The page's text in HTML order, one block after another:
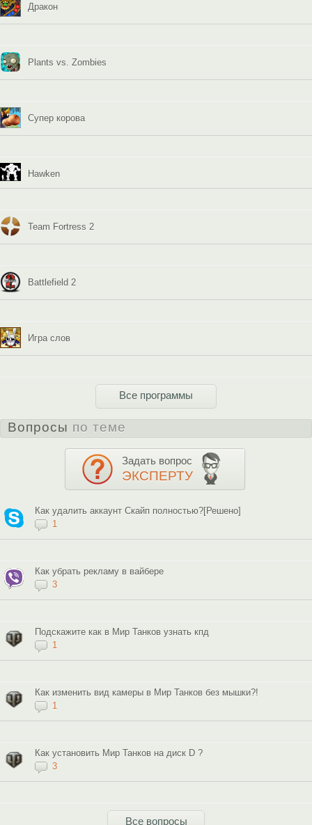
Дракон
Plants vs. Zombies
Супер корова
Hawken
Team Fortress 2
Battlefield 2
Игра слов
Все программы
Вопросы по теме
Задать вопрос
ЭКСПЕРТУ
Как удалить аккаунт Скайп полностью?[Решено]
1
Как убрать рекламу в вайбере
3
Подскажите как в Мир Танков узнать кпд
1
Как изменить вид камеры в Мир Танков без мышки?!
1
Как установить Мир Танков на диск D ?
3
Все вопросы